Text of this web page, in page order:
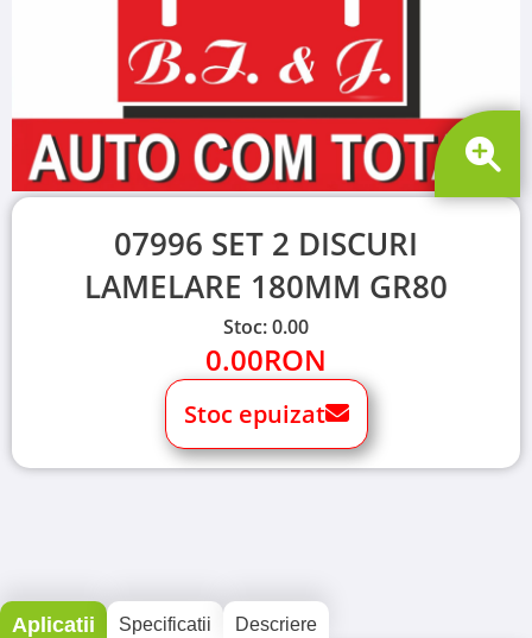
07996 SET 2 DISCURI
LAMELARE 180MM GR80
Stoc: 0.00
0.00RON
Stoc epuizat
Aplicatii Specificatii Descriere